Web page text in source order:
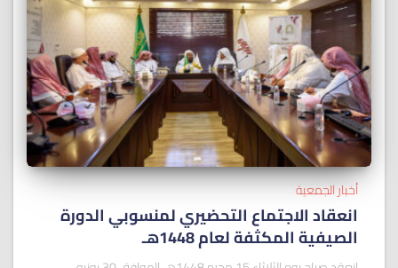
أخبار الجمعية
انعقاد الاجتماع التحضيري لمنسوبي الدورة
الصيفية المكثفة لعام 1448هـ